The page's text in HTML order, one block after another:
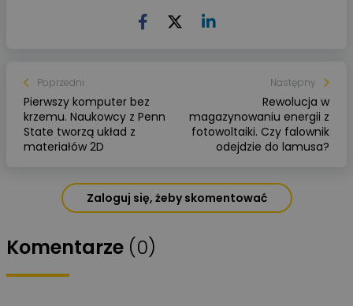
Poprzedni
Pierwszy komputer bez
krzemu. Naukowcy z Penn
State tworzą układ z
materiałów 2D
Następny
Rewolucja w
magazynowaniu energii z
fotowoltaiki. Czy falownik
odejdzie do lamusa?
Zaloguj się, żeby skomentować
Komentarze (0)